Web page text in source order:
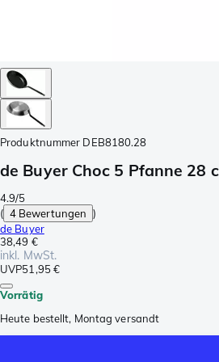
Produktnummer DEB8180.28
de Buyer Choc 5 Pfanne 28
4.9/5
( 4 Bewertungen )
de Buyer
38,49 €
inkl. MwSt.
UVP51,95 €
Vorrätig
Heute bestellt, Montag versandt